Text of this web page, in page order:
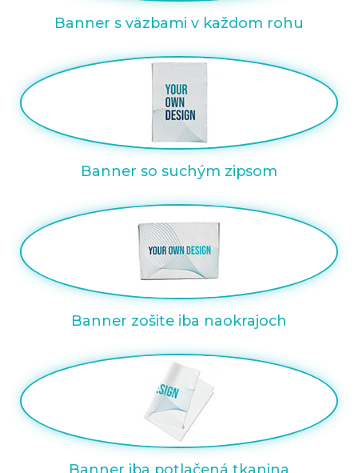
Prihláste sa
Banner s väzbami v každom rohu
Banner so suchým zipsom
Banner zošite iba naokrajoch